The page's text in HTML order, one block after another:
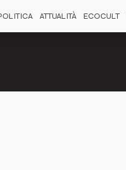
ATTUALITÀ ECOCULT